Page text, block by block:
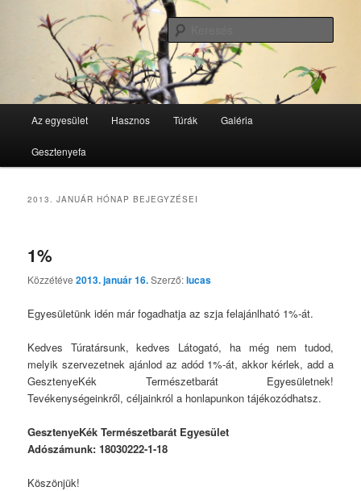
másodlagos
GesztenyeKék
GesztenyeKék Természetbarát Egyesület honlapja
Az egyesület Hasznos Túrák Galéria
Gesztenyefa
2013. JANUÁR HÓNAP BEJEGYZÉSEI
1%
Közzétéve2013. január 16.Szerző:lucas
Egyesületünk idén már fogadhatja az szja felajánlható 1%-át.
Kedves Túratársunk, kedves Látogató, ha még nem tudod,
melyik szervezetnek ajánlod az adód 1%-át, akkor kérlek, add a
GesztenyeKék Természetbarát Egyesületnek!
Tevékenységeinkről, céljainkról a honlapunkon tájékozódhatsz.
GesztenyeKék Természetbarát Egyesület
Adószámunk: 18030222-1-18
Köszönjük!